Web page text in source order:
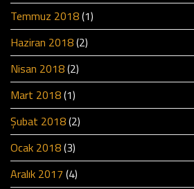
Temmuz 2018(1)
Haziran 2018(2)
Nisan 2018(2)
Mart 2018(1)
Şubat 2018(2)
Ocak 2018(3)
Aralık 2017 (4)